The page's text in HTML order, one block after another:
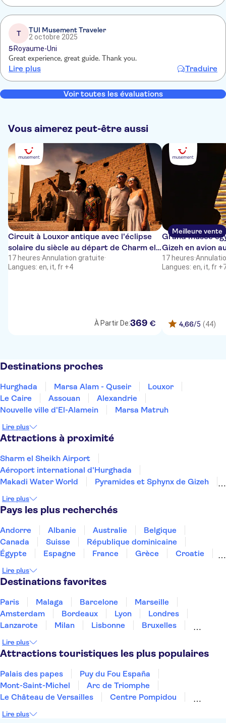
Over all would recommend
T
TUI Musement Traveler
2 octobre 2025
5 Royaume-Uni
Great experience, great guide. Thank you.
Lire plus Traduire
Voir toutes les évaluations
Vous aimerez peut-être aussi
Circuit à Louxor antique avec l'éclipse
solaire du siècle au départ de Charm el-
Cheikh
17 heures·Annulation gratuite·
Langues: en, it, fr +4
À Partir De:369 €
Meilleure vente
Grand musée
Gizeh en avion
17 heures·
Langues: en, it, fr
4,66/5 (44)
Destinations proches
Hurghada Marsa Alam - Quseir
Louxor
Le Caire
Assouan
Alexandrie
Nouvelle ville d'El-Alamein
Marsa Matruh
Lire plus
Attractions à proximité
Sharm el Sheikh Airport
Aéroport international d'Hurghada
Makadi Water World
Pyramides et Sphynx de Gizeh
Le Grand Musée égyptien
Lire plus
Pays les plus recherchés
Andorre Albanie Australie
Belgique
Canada
Suisse
République dominicaine
Égypte
Espagne France Grèce
Croatie
Thaïlande
Tunisie
Lire plus
Destinations favorites
Paris Malaga Barcelone
Marseille
Amsterdam
Bordeaux Lyon
Londres
Lanzarote
Milan Lisbonne
Bruxelles
Dubai
Minorque Copenhague Montpellier
Lire plus
Attractions touristiques les plus populaires
Palais des papes
Puy du Fou España
Mont-Saint-Michel
Arc de Triomphe
Le Château de Versailles
Centre Pompidou
La Chapelle Sixtine
Lire plus